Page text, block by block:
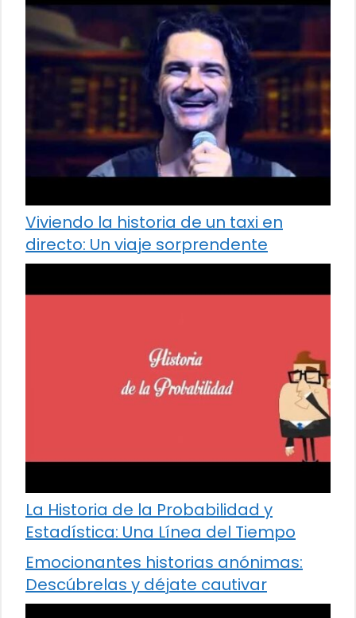
Viviendo la historia de un taxi en
directo: Un viaje sorprendente
La Historia de la Probabilidad y
Estadística: Una Línea del Tiempo
Emocionantes historias anónimas:
Descúbrelas y déjate cautivar